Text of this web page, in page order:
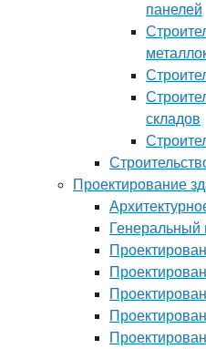
панелей
складов
Проектирование
Генеральный